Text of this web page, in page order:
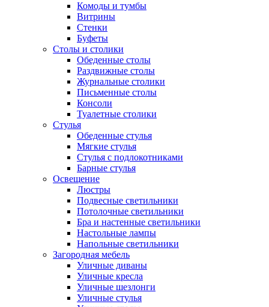
Комоды и тумбы
Витрины
Стенки
Буфеты
Столы и столики
Обеденные столы
Раздвижные столы
Журнальные столики
Письменные столы
Консоли
Туалетные столики
Стулья
Обеденные стулья
Мягкие стулья
Стулья с подлокотниками
Барные стулья
Освещение
Люстры
Подвесные светильники
Потолочные светильники
Бра и настенные светильники
Настольные лампы
Напольные светильники
Загородная мебель
Уличные диваны
Уличные кресла
Уличные шезлонги
Уличные стулья